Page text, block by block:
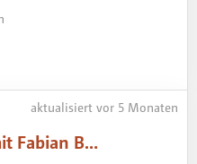
aktualisiert vor 5 Monaten
Fabian B…